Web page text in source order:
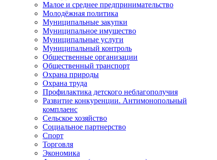
Малое и среднее предпринимательство
Молодёжная политика
Муниципальные закупки
Муниципальное имущество
Муниципальные услуги
Муниципальный контроль
Общественные организации
Общественный транспорт
Охрана природы
Охрана труда
Профилактика детского неблагополучия
Развитие конкуренции. Антимонопольный
комплаенс
Сельское хозяйство
Социальное партнерство
Спорт
Торговля
Экономика